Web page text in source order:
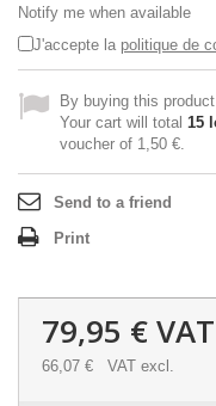
Notify me when available
J'accepte la politique de
By buying this
Your cart will total 15
voucher of 1,50 €.
Send to a friend
Print
79,95 €
66,07 € VAT excl.